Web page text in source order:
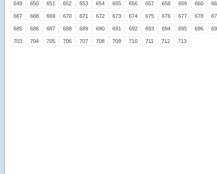
649 650 651 652 653 654 655 656 657 658 659 660
667 668 669 670 671 672 673 674 675 676 677 678
685 686 687 688 689 690 691 692 693 694 695 696
703 704 705 706 707 708 709 710 711 712 713